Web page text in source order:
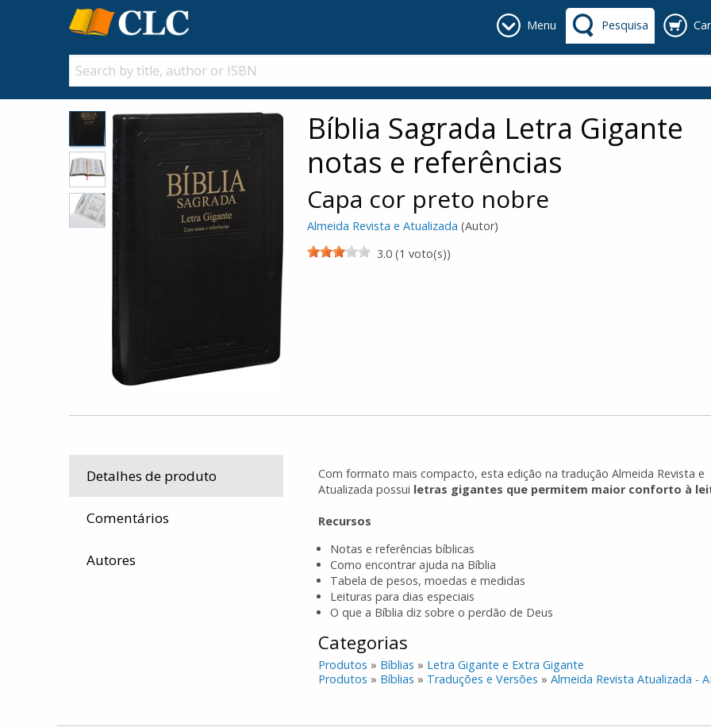
Menu Pesquisa
Bíblia Sagrada Letra Gigante
notas e referências
Capa cor preto nobre
Almeida Revista e Atualizada (Autor)
3.0 (1 voto(s))
Detalhes de produto
Comentários
Autores
Com formato mais compacto, esta edição na tradução Almeida Revista e
Atualizada possui letras gigantes que permitem maior conforto à
Recursos
Notas e referências bíblicas
Como encontrar ajuda na Bíblia
Tabela de pesos, moedas e medidas
Leituras para dias especiais
O que a Bíblia diz sobre o perdão de Deus
Categorias
Produtos » Bíblias » Letra Gigante e Extra Gigante
Produtos » Bíblias » Traduções e Versões »Almeida Revista Atualizada -